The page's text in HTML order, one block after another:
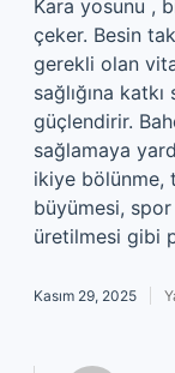
Kara yosunu ,
çeker. Besin
gerekli olan
sağlığına
güçlendirir.
sağlamaya
ikiye bölünme,
büyümesi,
üretilmesi gibi
Kasım 29, 2025